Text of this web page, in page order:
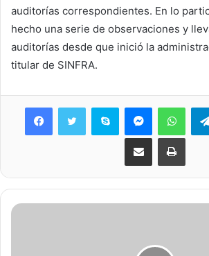
auditorías correspondientes. En lo
hecho una serie de observaciones y
auditorías desde que inició la
titular de SINFRA.
Skype Messenger
Share via Email Print